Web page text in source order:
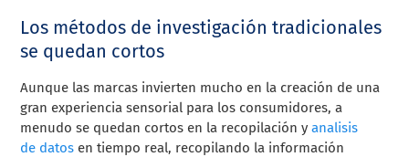
Los métodos de investigación tradicionales
se quedan cortos
Aunque las marcas invierten mucho en la creación de una
gran experiencia sensorial para los consumidores, a
menudo se quedan cortos en la recopilación yanalisis
de datos en tiempo real, recopilando la información